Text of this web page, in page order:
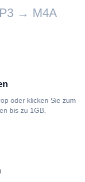
→ ⁦⁦M4A⁩⁩
oder klicken Sie zum
bis zu 1GB.